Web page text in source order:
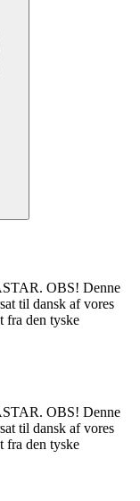
OBS! Denne
til dansk af vores
fra den tyske
OBS! Denne
til dansk af vores
fra den tyske